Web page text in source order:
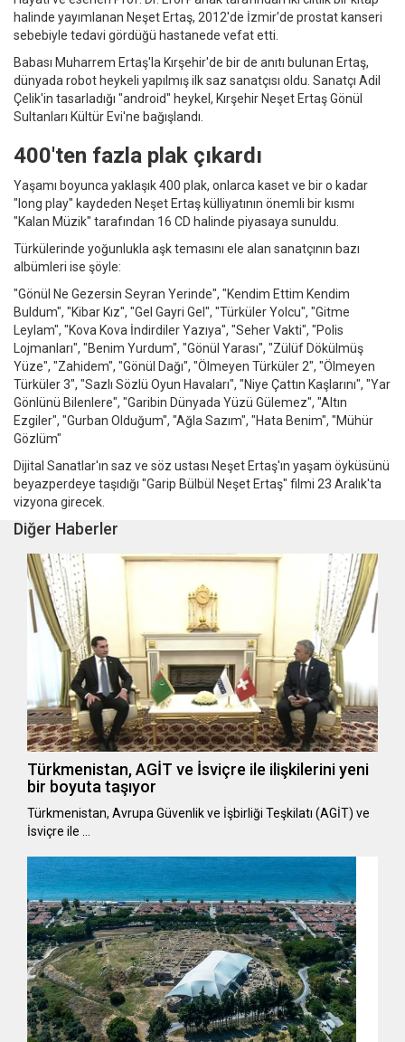
halinde yayımlanan Neşet Ertaş, 2012'de İzmir'de prostat kanseri
sebebiyle tedavi gördüğü hastanede vefat etti.
Babası Muharrem Ertaş'la Kırşehir'de bir de anıtı bulunan Ertaş,
dünyada robot heykeli yapılmış ilk saz sanatçısı oldu. Sanatçı Adil
Çelik'in tasarladığı "android" heykel, Kırşehir Neşet Ertaş Gönül
Sultanları Kültür Evi'ne bağışlandı.
400'ten fazla plak çıkardı
Yaşamı boyunca yaklaşık 400 plak, onlarca kaset ve bir o kadar
"long play" kaydeden Neşet Ertaş külliyatının önemli bir kısmı
"Kalan Müzik" tarafından 16 CD halinde piyasaya sunuldu.
Türkülerinde yoğunlukla aşk temasını ele alan sanatçının bazı
albümleri ise şöyle:
"Gönül Ne Gezersin Seyran Yerinde", "Kendim Ettim Kendim
Buldum", "Kibar Kız", "Gel Gayri Gel", "Türküler Yolcu", "Gitme
Leylam", "Kova Kova İndirdiler Yazıya", "Seher Vakti", "Polis
Lojmanları", "Benim Yurdum", "Gönül Yarası", "Zülüf Dökülmüş
Yüze", "Zahidem", "Gönül Dağı", "Ölmeyen Türküler 2", "Ölmeyen
Türküler 3", "Sazlı Sözlü Oyun Havaları", "Niye Çattın Kaşlarını", "Yar
Gönlünü Bilenlere", "Garibin Dünyada Yüzü Gülemez", "Altın
Ezgiler", "Gurban Olduğum", "Ağla Sazım", "Hata Benim", "Mühür
Gözlüm"
Dijital Sanatlar'ın saz ve söz ustası Neşet Ertaş'ın yaşam öyküsünü
beyazperdeye taşıdığı "Garip Bülbül Neşet Ertaş" filmi 23 Aralık'ta
vizyona girecek.
Diğer Haberler
Türkmenistan, AGİT ve İsviçre ile ilişkilerini yeni
bir boyuta taşıyor
Türkmenistan, Avrupa Güvenlik ve İşbirliği Teşkilatı (AGİT) ve
İsviçre ile …